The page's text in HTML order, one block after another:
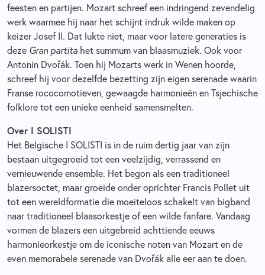
feesten en partijen. Mozart schreef een indringend zevendelig
werk waarmee hij naar het schijnt indruk wilde maken op
keizer Josef II. Dat lukte niet, maar voor latere generaties is
deze Gran partita het summum van blaasmuziek. Ook voor
Antonin Dvořák. Toen hij Mozarts werk in Wenen hoorde,
schreef hij voor dezelfde bezetting zijn eigen serenade waarin
Franse rococomotieven, gewaagde harmonieën en Tsjechische
folklore tot een unieke eenheid samensmelten.
Over I SOLISTI
Het Belgische I SOLISTI is in de ruim dertig jaar van zijn
bestaan uitgegroeid tot een veelzijdig, verrassend en
vernieuwende ensemble. Het begon als een traditioneel
blazersoctet, maar groeide onder oprichter Francis Pollet uit
tot een wereldformatie die moeiteloos schakelt van bigband
naar traditioneel blaasorkestje of een wilde fanfare. Vandaag
vormen de blazers een uitgebreid achttiende eeuws
harmonieorkestje om de iconische noten van Mozart en de
even memorabele serenade van Dvořák alle eer aan te doen.